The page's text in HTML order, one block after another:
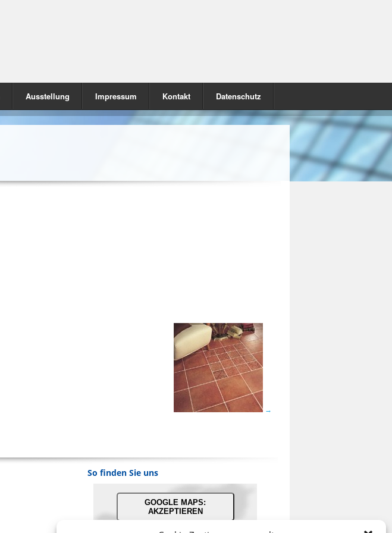
Ausstellung Impressum Kontakt Datenschutz
So finden Sie uns
GOOGLE MAPS:
AKZEPTIEREN